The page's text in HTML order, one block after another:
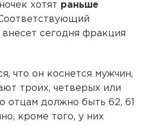
хотят раньше
сегодня фракция
что он коснется мужчин,
троих, четверых или
отцам должно быть 62, 61
кроме того, у них